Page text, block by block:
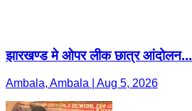
झारखण्ड मे ओपर लीक छात्र आंदोलन...
Ambala, Ambala | Aug 5, 2026